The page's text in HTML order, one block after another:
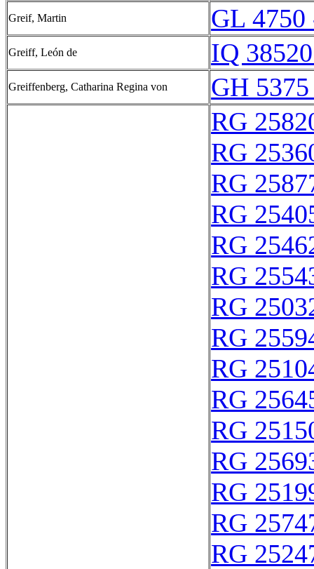
Greif, Martin GL
Greiff, León de IQ
Greiffenberg, Catharina Regina von
GH
RG
RG
RG
RG
RG
RG
RG
RG
RG
RG
RG
RG
RG
RG
RG